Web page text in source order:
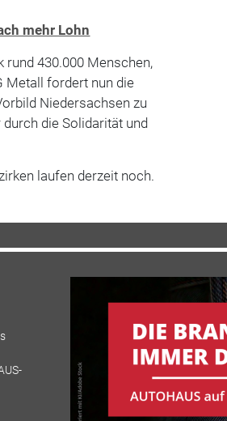
mehr Lohn
430.000 Menschen,
Metall fordert nun die
Niedersachsen zu
die Solidarität und
laufen derzeit noch.